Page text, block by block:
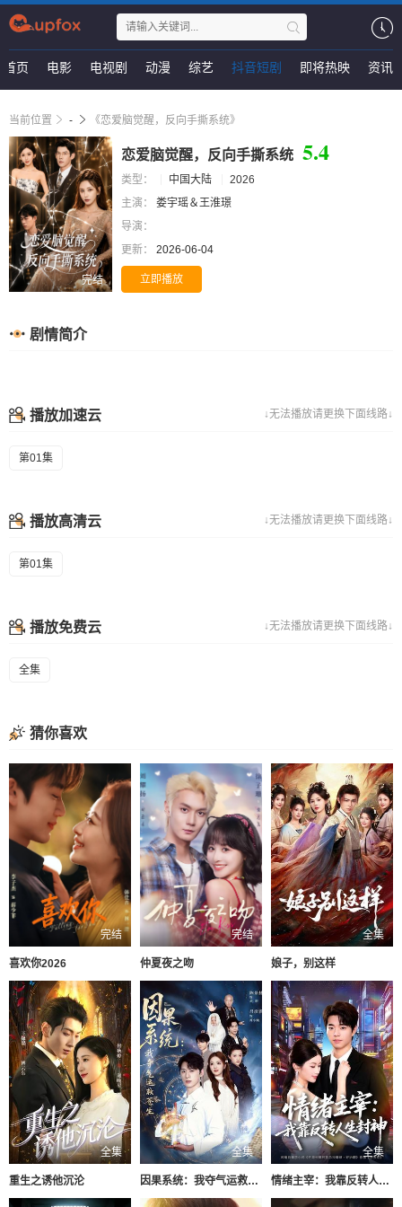
首页 电影 电视剧 动漫 综艺 抖音短剧 即将热映 资讯
当前位置 - 《恋爱脑觉醒，反向手撕系统》
完结
恋爱脑觉醒，反向手撕系统 5.4
类型： 中国大陆
2026
主演：
娄宇瑶＆王淮璟
导演：
更新：
2026-06-04
立即播放
剧情简介
↓无法播放请更换下面线路↓
播放加速云
第01集
↓无法播放请更换下面线路↓
播放高清云
第01集
↓无法播放请更换下面线路↓
播放免费云
全集
猜你喜欢
完结
喜欢你2026
完结
仲夏夜之吻
全集
娘子，别这样
全集
重生之诱他沉沦
全集
因果系统：我夺气运救苍生
全集
情绪主宰：我靠反转人生封神